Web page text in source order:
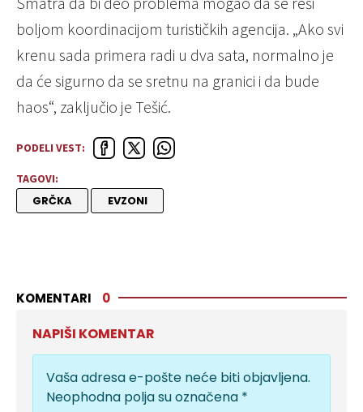
boljom koordinacijom turističkih agencija. „Ako svi
krenu sada primera radi u dva sata, normalno je
da će sigurno da se sretnu na granici i da bude
haos“, zaključio je Tešić.
PODELI VEST:
TAGOVI:
GRČKA EVZONI
KOMENTARI 0
NAPIŠI KOMENTAR
Vaša adresa e-pošte neće biti objavljena.
Neophodna polja su označena *